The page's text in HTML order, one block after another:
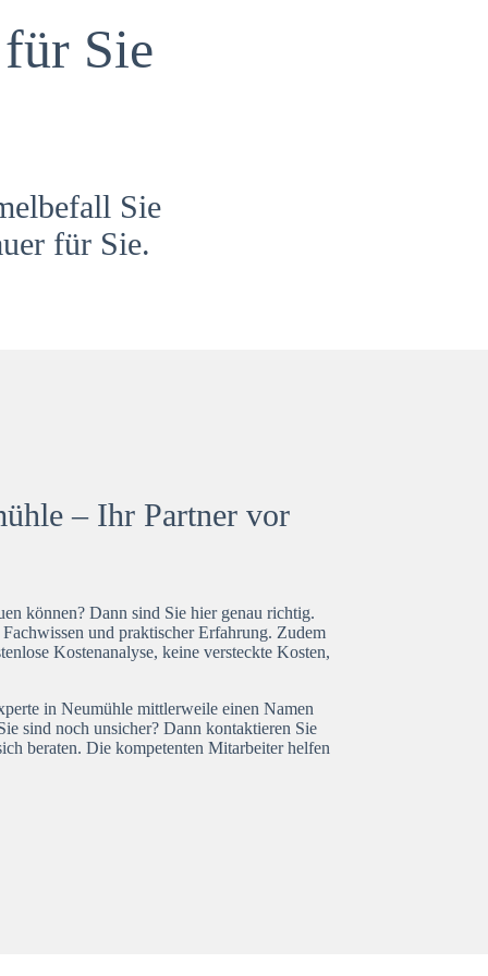
Sie
Sie
für Sie.
– Ihr Partner vor
können? Dann sind Sie hier genau richtig.
und praktischer Erfahrung. Zudem
Kostenanalyse, keine versteckte Kosten,
in Neumühle mittlerweile einen Namen
sind noch unsicher? Dann kontaktieren Sie
beraten. Die kompetenten Mitarbeiter helfen